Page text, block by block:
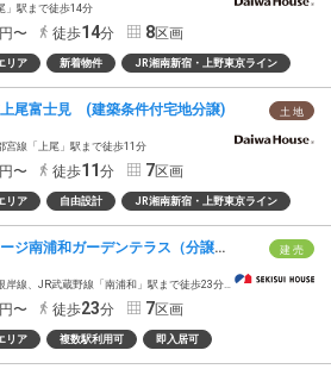
」駅まで徒歩14分
〜 徒歩14分 8区画
リア 新着物件 JR湘南新宿・上野東京ライン
土 地
尾富士見 (建築条件付宅地分譲)
宮線「上尾」駅まで徒歩11分
〜 徒歩11分 7区画
リア 自由設計 JR湘南新宿・上野東京ライン
建 売
コモンステージ南浦和ガーデンテラス（分譲住宅）
線、JR武蔵野線「南浦和」駅まで徒歩23分（最長）
〜 徒歩23分 7区画
リア 複数駅利用可 即入居可